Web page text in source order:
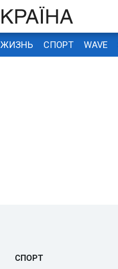
ЖИЗНЬ СПОРТ WAVE
СПОРТ